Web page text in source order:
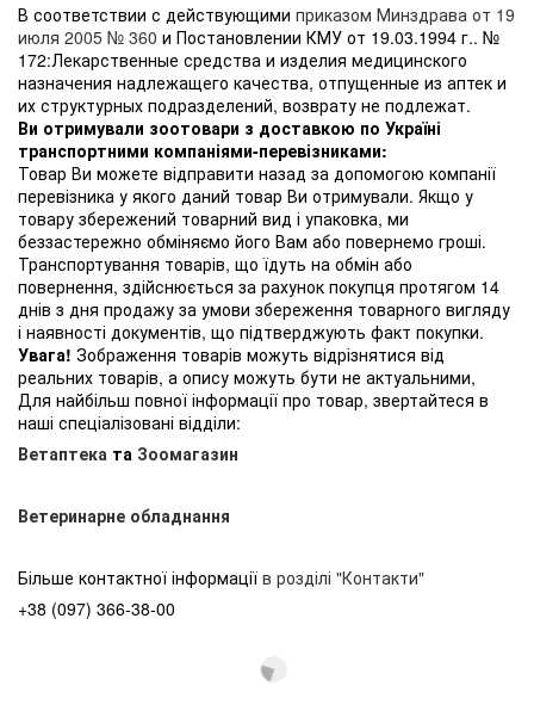
В соответствии с действующими приказом Минздрава от 19
июля 2005 № 360 и Постановлении КМУ от 19.03.1994 г.. №
172:Лекарственные средства и изделия медицинского
назначения надлежащего качества, отпущенные из аптек и
их структурных подразделений, возврату не подлежат.
Ви отримували зоотовари з доставкою по Україні
транспортними компаніями-перевізниками:
Товар Ви можете відправити назад за допомогою компанії
перевізника у якого даний товар Ви отримували. Якщо у
товару збережений товарний вид і упаковка, ми
беззастережно обміняємо його Вам або повернемо гроші.
Транспортування товарів, що їдуть на обмін або
повернення, здійснюється за рахунок покупця протягом 14
днів з дня продажу за умови збереження товарного вигляду
і наявності документів, що підтверджують факт покупки.
Увага! Зображення товарів можуть відрізнятися від
реальних товарів, а опису можуть бути не актуальними,
Для найбільш повної інформації про товар, звертайтеся в
наші спеціалізовані відділи:
Ветаптека та Зоомагазин
Ветеринарне обладнання
Більше контактної інформації в розділі "Контакти"
+38 (097) 366-38-00